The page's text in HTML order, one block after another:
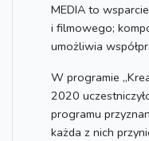
MEDIA to
i filmowego;
umożliwia
W programie
2020
programu
każda z nich